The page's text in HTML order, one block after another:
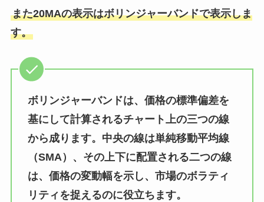
また20MAの表示はボリンジャーバンドで表示しま
す。
ボリンジャーバンドは、価格の標準偏差を
基にして計算されるチャート上の三つの線
から成ります。中央の線は単純移動平均線
（SMA）、その上下に配置される二つの線
は、価格の変動幅を示し、市場のボラティ
リティを捉えるのに役立ちます。